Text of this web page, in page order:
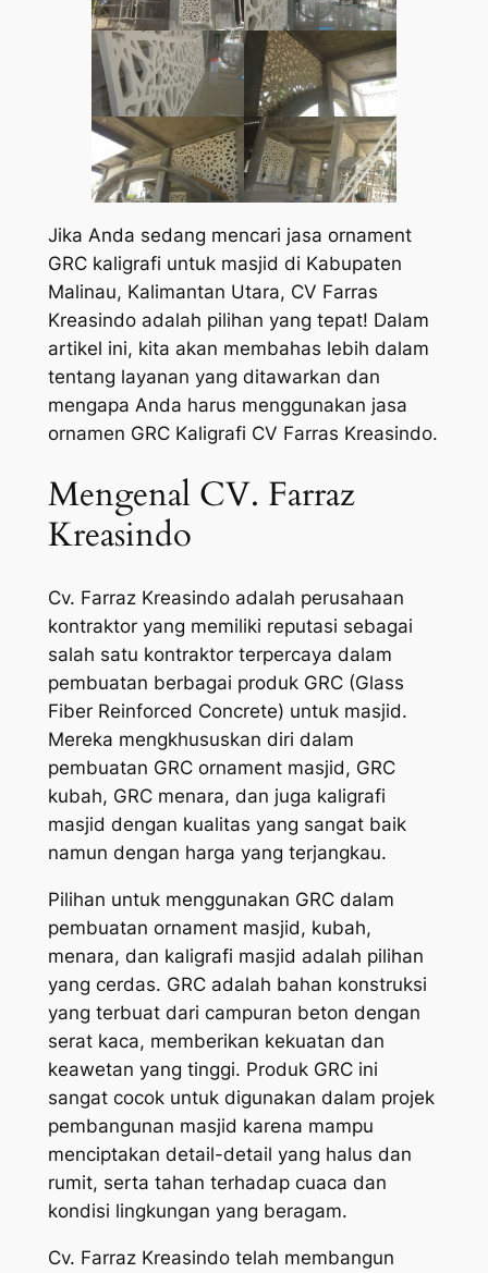
Jika Anda sedang mencari jasa ornament
GRC kaligrafi untuk masjid di Kabupaten
Malinau, Kalimantan Utara, CV Farras
Kreasindo adalah pilihan yang tepat! Dalam
artikel ini, kita akan membahas lebih dalam
tentang layanan yang ditawarkan dan
mengapa Anda harus menggunakan jasa
ornamen GRC Kaligrafi CV Farras Kreasindo.
Mengenal CV. Farraz
Kreasindo
Cv. Farraz Kreasindo adalah perusahaan
kontraktor yang memiliki reputasi sebagai
salah satu kontraktor terpercaya dalam
pembuatan berbagai produk GRC (Glass
Fiber Reinforced Concrete) untuk masjid.
Mereka mengkhususkan diri dalam
pembuatan GRC ornament masjid, GRC
kubah, GRC menara, dan juga kaligrafi
masjid dengan kualitas yang sangat baik
namun dengan harga yang terjangkau.
Pilihan untuk menggunakan GRC dalam
pembuatan ornament masjid, kubah,
menara, dan kaligrafi masjid adalah pilihan
yang cerdas. GRC adalah bahan konstruksi
yang terbuat dari campuran beton dengan
serat kaca, memberikan kekuatan dan
keawetan yang tinggi. Produk GRC ini
sangat cocok untuk digunakan dalam projek
pembangunan masjid karena mampu
menciptakan detail-detail yang halus dan
rumit, serta tahan terhadap cuaca dan
kondisi lingkungan yang beragam.
Cv. Farraz Kreasindo telah membangun